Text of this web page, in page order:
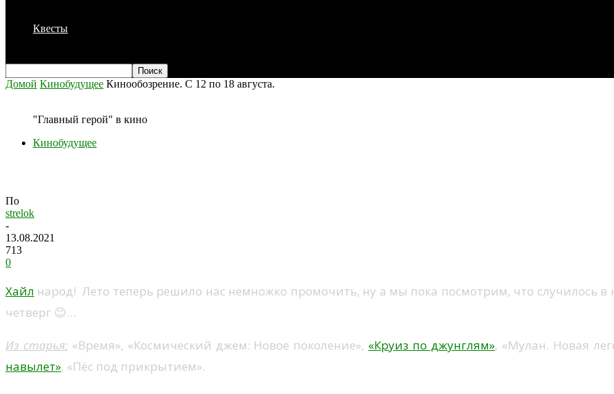
Квесты
Домой Кинобудущее Кинообозрение. С 12 по 18 августа.
"Главный герой" в кино
Кинобудущее
По
strelok
-
13.08.2021
713
0
Хайл народ! Лето теперь решило нас немножко промочить, ну а мы пока посмотрим, что случилось
четверг 😉…
Из старья:«Время», «Космический джем: Новое поколение», «Круиз по джунглям», «Мулан. Новая
навылет», «Пёс под прикрытием».